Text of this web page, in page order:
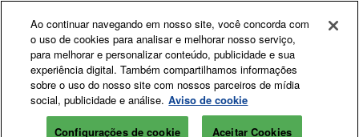
para
conteúdo
06 a 09 de Abril de 2027
São Paulo Expo | SP
Seja Expositor
Mulheres na
Ao continuar navegando em nosso site, você concorda com
o uso de cookies para analisar e melhorar nosso serviço,
para melhorar e personalizar conteúdo, publicidade e sua
experiência digital. Também compartilhamos informações
sobre o uso do nosso site com nossos parceiros de mídia
social, publicidade e análise. Aviso de cookie
Configurações de cookie Aceitar Cookies